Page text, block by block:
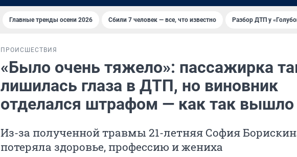
Главные тренды осени 2026 Сбили 7 человек — все, что известно Разбор ДТП у
ПРОИСШЕСТВИЯ
«Было очень тяжело»: пассажирка
лишилась глаза в ДТП, но виновник
отделался штрафом — как так вышло
Из-за полученной травмы 21-летняя София
потеряла здоровье, профессию и жениха